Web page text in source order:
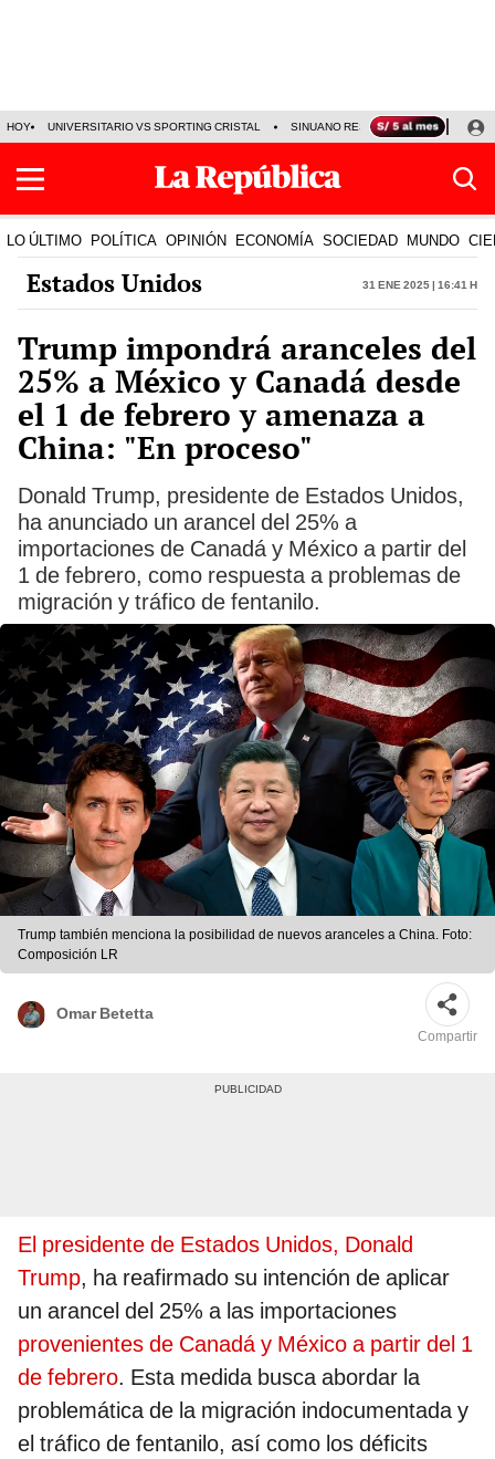
HOY UNIVERSITARIO VS SPORTING CRISTAL SINUANO RESULTADOS HOY
LO ÚLTIMO POLÍTICA OPINIÓN ECONOMÍA SOCIEDAD MUNDO
Estados Unidos 31 Ene 2025 | 16:41 h
Trump impondrá aranceles del
25% a México y Canadá desde
el 1 de febrero y amenaza a
China: "En proceso"
Donald Trump, presidente de Estados Unidos,
ha anunciado un arancel del 25% a
importaciones de Canadá y México a partir del
1 de febrero, como respuesta a problemas de
migración y tráfico de fentanilo.
Trump también menciona la posibilidad de nuevos aranceles a China. Foto:
Composición LR
Omar Betetta
Compartir
El presidente de Estados Unidos, Donald
Trump, ha reafirmado su intención de aplicar
un arancel del 25% a las importaciones
provenientes de Canadá y México a partir del 1
de febrero. Esta medida busca abordar la
problemática de la migración indocumentada y
el tráfico de fentanilo, así como los déficits